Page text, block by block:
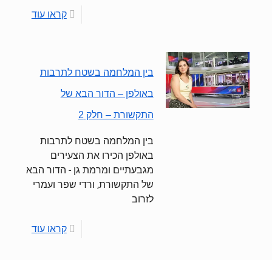
קראו עוד
בין המלחמה בשטח לתרבות
באולפן – הדור הבא של
התקשורת – חלק 2
בין המלחמה בשטח לתרבות
באולפן הכירו את הצעירים
מגבעתיים ומרמת גן - הדור הבא
של התקשורת, ורדי שפר ועמרי
לזרוב
קראו עוד